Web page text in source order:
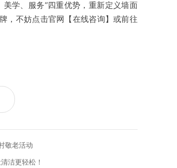
美学、服务”四重优势，重新定义墙面
，不妨点击官网【在线咨询】或前往
敬老活动
洁更轻松！